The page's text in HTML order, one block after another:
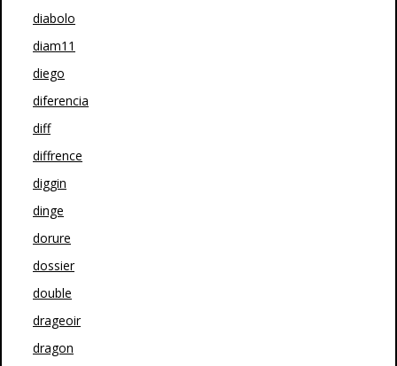
diabolo
diam11
diego
diferencia
diff
diffrence
diggin
dinge
dorure
dossier
double
drageoir
dragon